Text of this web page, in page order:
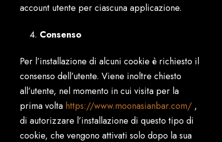
account utente per ciascuna applicazione.
Consenso
Per l’installazione di alcuni cookie è richiesto il
consenso dell’utente. Viene inoltre chiesto
all’utente, nel momento in cui visita per la
prima volta https://www.moonasianbar.com/ ,
di autorizzare l’installazione di questo tipo di
cookie, che vengono attivati solo dopo la sua